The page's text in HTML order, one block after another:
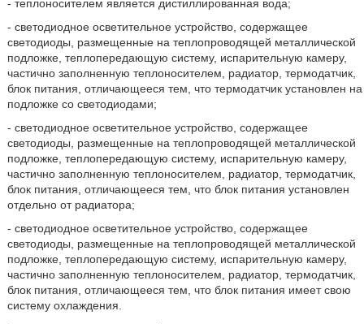
- теплоносителем является дистиллированная вода;
- светодиодное осветительное устройство, содержащее
светодиоды, размещенные на теплопроводящей металлической
подложке, теплопередающую систему, испарительную камеру,
частично заполненную теплоносителем, радиатор, термодатчик,
блок питания, отличающееся тем, что термодатчик установлен на
подложке со светодиодами;
- светодиодное осветительное устройство, содержащее
светодиоды, размещенные на теплопроводящей металлической
подложке, теплопередающую систему, испарительную камеру,
частично заполненную теплоносителем, радиатор, термодатчик,
блок питания, отличающееся тем, что блок питания установлен
отдельно от радиатора;
- светодиодное осветительное устройство, содержащее
светодиоды, размещенные на теплопроводящей металлической
подложке, теплопередающую систему, испарительную камеру,
частично заполненную теплоносителем, радиатор, термодатчик,
блок питания, отличающееся тем, что блок питания имеет свою
систему охлаждения.